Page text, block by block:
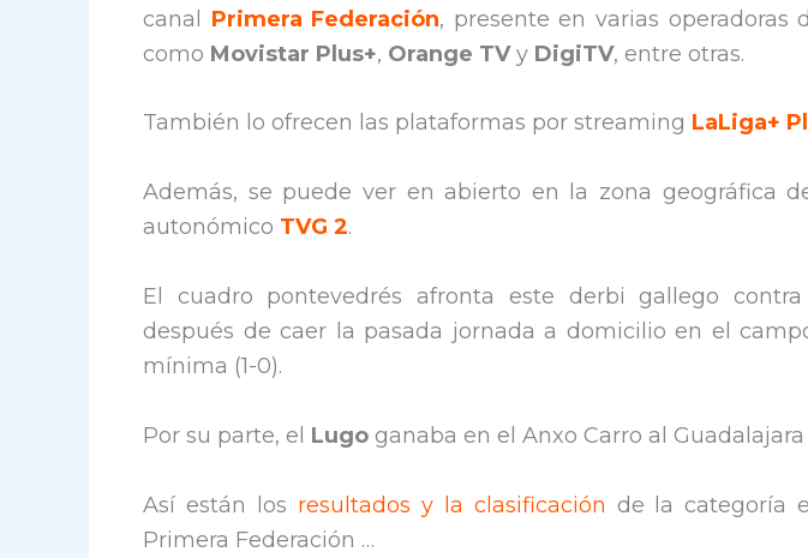
canal Primera Federación, presente en varias operadoras
como Movistar Plus+, Orange TVy DigiTV, entre otras.
También lo ofrecen las plataformas por streaming LaLiga+
Además, se puede ver en abierto en la zona geográfica
autonómico TVG 2.
El cuadro pontevedrés afronta este derbi gallego
después de caer la pasada jornada a domicilio en el
mínima (1-0).
Por su parte, el Lugo ganaba en el Anxo Carro al Guadalajara
Así están los resultados y la clasificación de la categoría
Primera Federación …